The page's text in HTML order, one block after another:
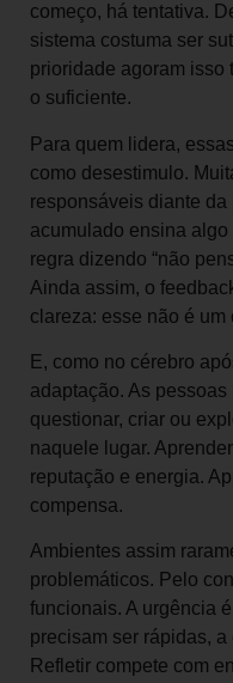
começo, há tentativa.
sistema costuma ser
prioridade agoram isso
o suficiente.
Para quem lidera,
como desestimulo.
responsáveis diante da
acumulado ensina
regra dizendo “não
Ainda assim, o
clareza: esse não é
E, como no cérebro
adaptação. As
questionar, criar ou
naquele lugar.
reputação e energia.
compensa.
Ambientes assim
problemáticos. Pelo
funcionais. A urgência
precisam ser rápidas,
Refletir compete com